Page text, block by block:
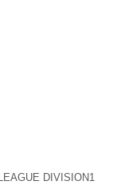
DIVISION1